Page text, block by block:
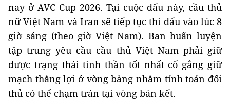
nay ở AVC Cup 2026. Tại cuộc đấu này, cầu thủ
nữ Việt Nam và Iran sẽ tiếp tục thi đấu vào lúc 8
giờ sáng (theo giờ Việt Nam). Ban huấn luyện
tập trung yêu cầu cầu thủ Việt Nam phải giữ
được trạng thái tinh thần tốt nhất cố gắng giữ
mạch thắng lợi ở vòng bảng nhằm tính toán đối
thủ có thể chạm trán tại vòng bán kết.